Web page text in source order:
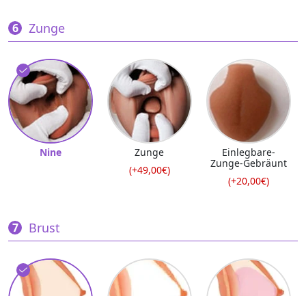
Zunge
Nine
Zunge
(+49,00€)
Einlegbare-
Zunge-Gebräunt
(+20,00€)
Brust